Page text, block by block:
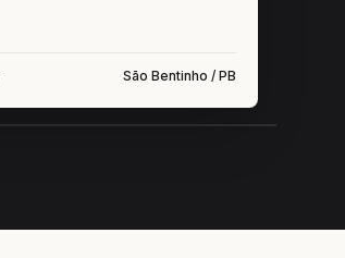
São Bentinho / PB